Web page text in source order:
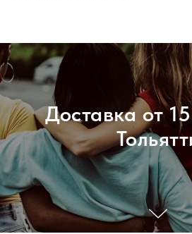
Доставка от